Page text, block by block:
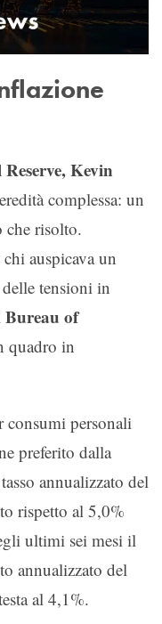
Kevin
complessa: un
che risolto.
auspicava un
tensioni in
Bureau of
quadro in
consumi personali
preferito dalla
annualizzato del
rispetto al 5,0%
ultimi sei mesi il
annualizzato del
al 4,1%.